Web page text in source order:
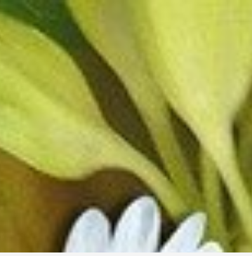
to
main
to
primary
to
footer